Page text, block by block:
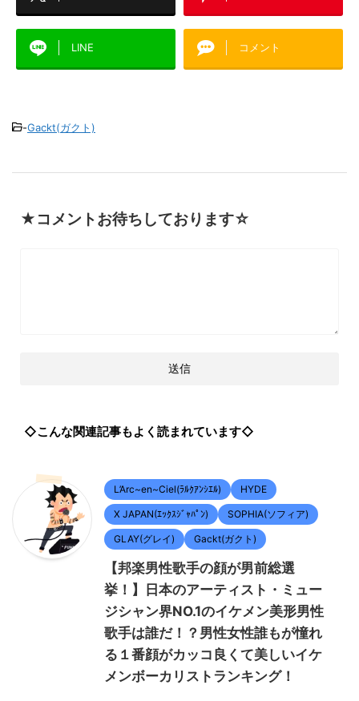
LINE コメント
-Gackt(ガクト)
★コメントお待ちしております☆
◇こんな関連記事もよく読まれています◇
L’Arc~en~Ciel(ﾗﾙｸｱﾝｼｴﾙ) HYDE
X JAPAN(ｴｯｸｽｼﾞｬﾊﾟﾝ) SOPHIA(ソフィア)
GLAY(グレイ) Gackt(ガクト)
【邦楽男性歌手の顔が男前総選
挙！】日本のアーティスト・ミュー
ジシャン界NO.1のイケメン美形男性
歌手は誰だ！？男性女性誰もが憧れ
る１番顔がカッコ良くて美しいイケ
メンボーカリストランキング！